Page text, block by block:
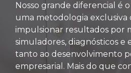
Nosso grande diferencial é
uma metodologia exclusiva
impulsionar resultados por
simuladores, diagnósticos e
tanto ao desenvolvimento
empresarial. Mais do que